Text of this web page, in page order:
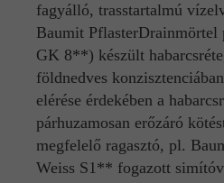
fagyálló, trasstartalmú
Baumit
GK 8**) készült
földnedves
elérése érdekében a
párhuzamosan erőzáró
megfelelő ragasztó, pl.
Weiss S1** fogazott